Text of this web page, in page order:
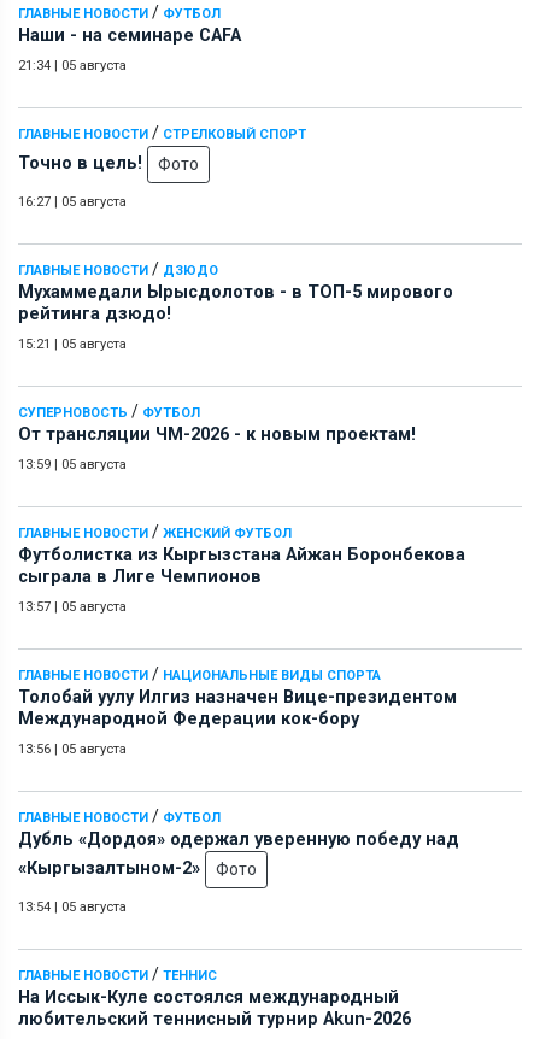
ГЛАВНЫЕ НОВОСТИ / ФУТБОЛ
Наши - на семинаре СAFA
21:34 | 05 августа
ГЛАВНЫЕ НОВОСТИ / СТРЕЛКОВЫЙ СПОРТ
Точно в цель! Фото
16:27 | 05 августа
ГЛАВНЫЕ НОВОСТИ / ДЗЮДО
Мухаммедали Ырысдолотов - в ТОП-5 мирового
рейтинга дзюдо!
15:21 | 05 августа
СУПЕРНОВОСТЬ / ФУТБОЛ
От трансляции ЧМ-2026 - к новым проектам!
13:59 | 05 августа
ГЛАВНЫЕ НОВОСТИ / ЖЕНСКИЙ ФУТБОЛ
Футболистка из Кыргызстана Айжан Боронбекова
сыграла в Лиге Чемпионов
13:57 | 05 августа
ГЛАВНЫЕ НОВОСТИ / НАЦИОНАЛЬНЫЕ ВИДЫ СПОРТА
Толобай уулу Илгиз назначен Вице-президентом
Международной Федерации кок-бору
13:56 | 05 августа
ГЛАВНЫЕ НОВОСТИ / ФУТБОЛ
Дубль «Дордоя» одержал уверенную победу над
«Кыргызалтыном-2»
Фото
13:54 | 05 августа
ГЛАВНЫЕ НОВОСТИ / ТЕННИС
На Иссык-Куле состоялся международный
любительский теннисный турнир Akun-2026